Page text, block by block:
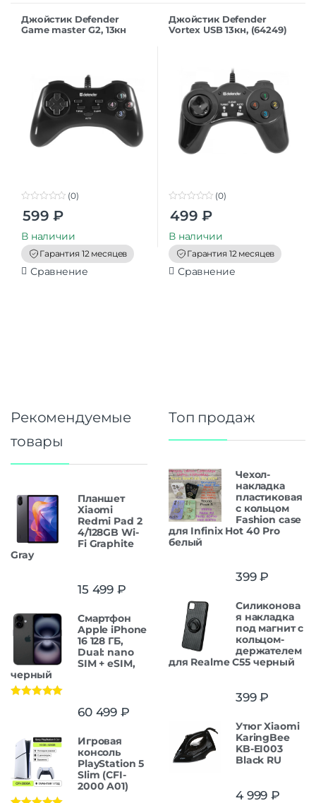
Джойстик Defender
Game master G2, 13кн
o
t
o
f
5
(0)
599 ₽
В наличии
Гарантия 12 месяцев
Сравнение
Джойстик Defender
Vortex USB 13кн, (64249)
o
t
o
f
5
(0)
499 ₽
В наличии
Гарантия 12 месяцев
Сравнение
Рекомендуемые
товары
Планшет
Xiaomi
Redmi Pad 2
4/128GB Wi-
Fi Graphite
Gray
15 499 ₽
Смартфон
Apple iPhone
16 128 ГБ,
Dual: nano
SIM + eSIM,
черный
60 499 ₽
Игровая
консоль
PlayStation 5
Slim (CFI-
2000 A01)
Топ продаж
Чехол-
накладка
пластиковая
с кольцом
Fashion case
для Infinix Hot 40 Pro
белый
399₽
Силиконова
я накладка
под магнит с
кольцом-
держателем
для Realme C55 черный
399₽
Утюг Xiaomi
KaringBee
KB-EI003
Black RU
4 999 ₽